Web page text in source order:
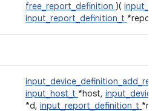
free_report_definition )(
input_report_definition_t
input_host_t *host,
*d, input_report_definition_t *r)